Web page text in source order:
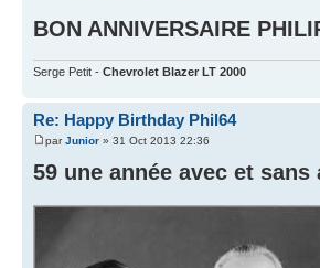
BON ANNIVERSAIRE
Serge Petit - Chevrolet Blazer LT 2000
Re: Happy Birthday Phil64
parJunior » 31 Oct 2013 22:36
59 une année avec et